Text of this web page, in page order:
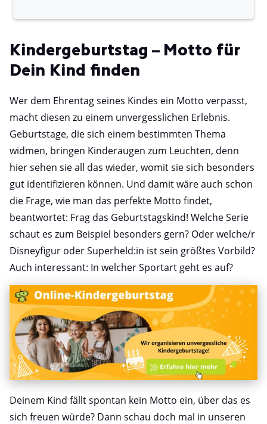
Kindergeburtstag – Motto für
Dein Kind finden
Wer dem Ehrentag seines Kindes ein Motto verpasst,
macht diesen zu einem unvergesslichen Erlebnis.
Geburtstage, die sich einem bestimmten Thema
widmen, bringen Kinderaugen zum Leuchten, denn
hier sehen sie all das wieder, womit sie sich besonders
gut identifizieren können. Und damit wäre auch schon
die Frage, wie man das perfekte Motto findet,
beantwortet: Frag das Geburtstagskind! Welche Serie
schaut es zum Beispiel besonders gern? Oder welche/r
Disneyfigur oder Superheld:in ist sein größtes Vorbild?
Auch interessant: In welcher Sportart geht es auf?
Deinem Kind fällt spontan kein Motto ein, über das es
sich freuen würde? Dann schau doch mal in unseren